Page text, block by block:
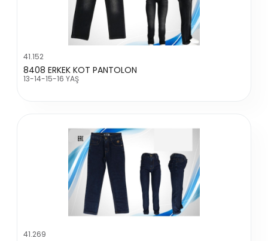
41.152
8408 ERKEK KOT PANTOLON
13-14-15-16 YAŞ
41.269